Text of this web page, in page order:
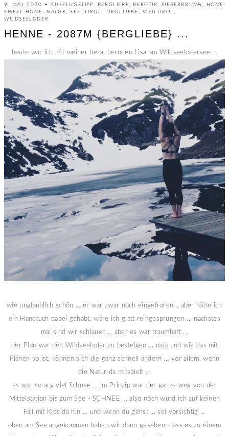
9. MAI 2020 •AUSFLUGSTIPP BERGLIEBE ,BERGTIP FIEBERBRUNN
HOME
SWEET HOME ,NATUR SEE ,TIROL TIROLLIEBE VISITTIROL
WILDSEELODER
HENNE - 2087M {BERGLIEBE} ...
heute war ich mit meiner bezaubernden Lisa am Wildseelodersee ...
wie unglaublich schön ... er war zwar noch eingefroren... aber hätte ich
ein Handtuch dabei gehabt, wäre ich glatt reingesprungen ... nächstes
mal sind wir schlauer ... aber es war traumhaft ...
der Plan war den Wildseeloder zu besteigen ... naja und wie das mit
Plänen so ist, können sich die ganz schnell ändern ... vor allem, wenn
die Natur da mitspielt ...
es war so arg viel Schnee ... im Prinzip war der ganze weg von der
Mittelstation bis zum See - SCHNEE ... also noch würd ich auf keinen
Fall mit Kids da hin ... und wenn du gehst ... sei vorsichtig ...
oben am See angekommen haben wir dann gesehen, dass es zu einem